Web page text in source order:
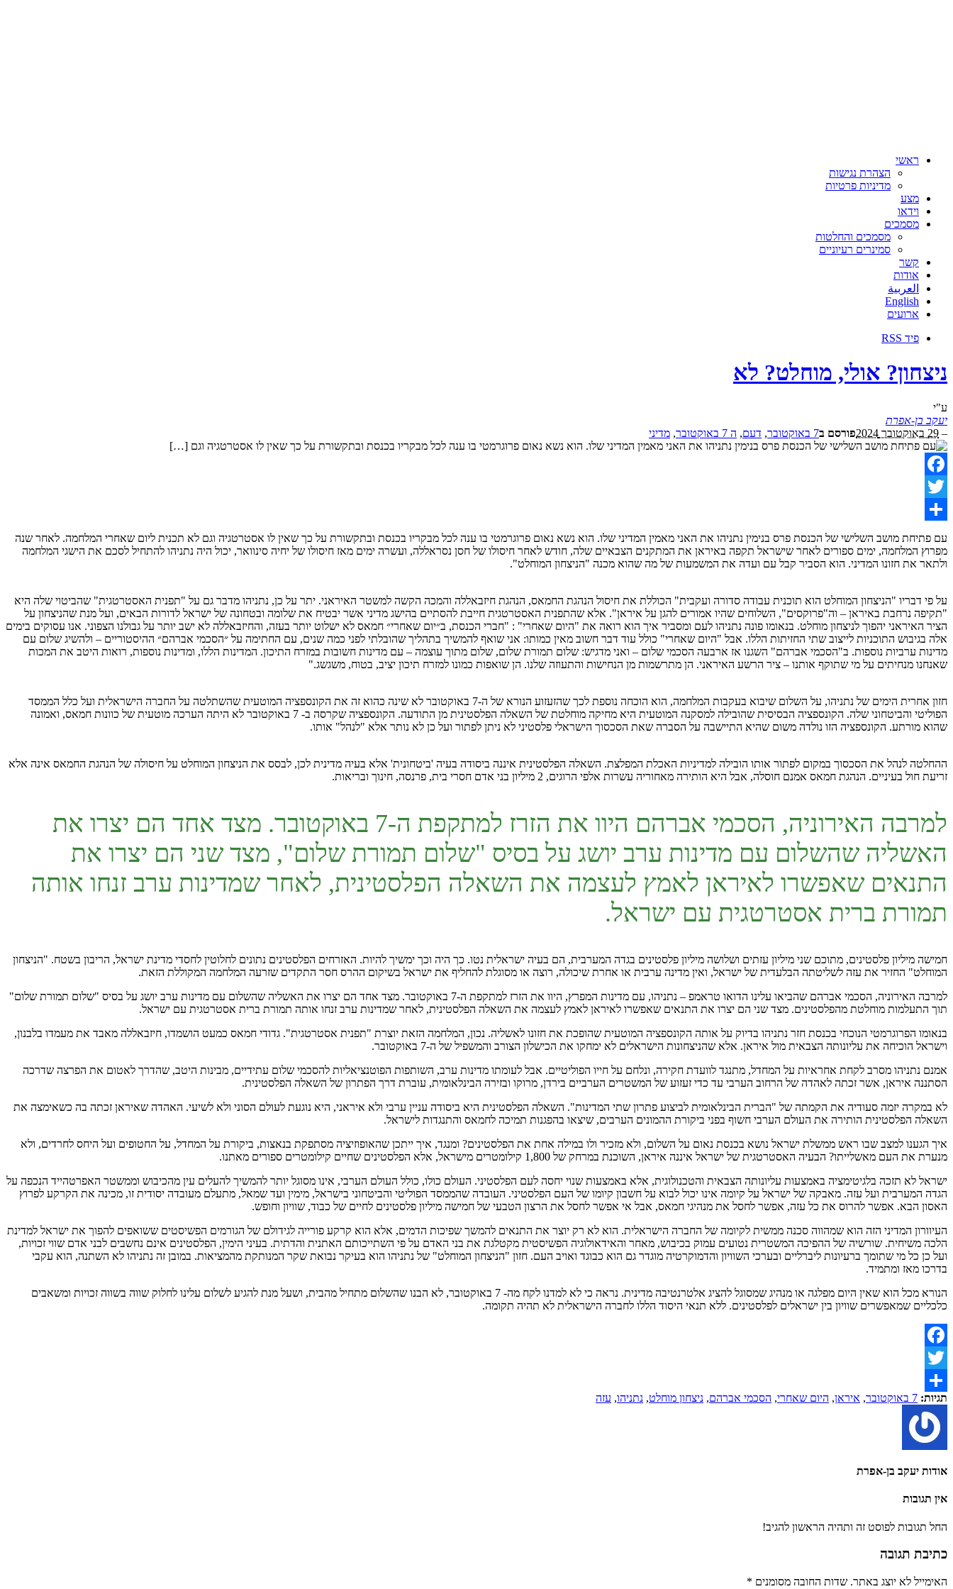
ראשי
הצהרת נגישות
מדיניות פרטיות
מצע
וידאו
מסמכים
מסמכים והחלטות
סמינרים רעיוניים
קשר
אודות
العربية
English
ארועים
פיד RSS
ניצחון? אולי, מוחלט? לא
ע"י
יעקב בן-אפרת
– 29 באוקטובר 2024 פורסם ב7 באוקטובר , דעם, ה 7 באוקטובר , מדיני
Facebook
Twitter
עם פתיחת מושב השלישי של הכנסת פרס בנימין נתניהו את האני מאמין המדיני שלו. הוא נשא נאום פרוגרמטי בו ענה לכל מבקריו בכנסת ובתקשורת על כך שאין לו אסטרטגיה וגם לא תכנית ליום שאחרי המלחמה. לאחר שנה
מפרוץ המלחמה, ימים ספורים לאחר שישראל תקפה באיראן את המתקנים הצבאיים שלה, חודש לאחר חיסולו של חסן נסראללה, ועשרה ימים מאז חיסולו של יחיה סינוואר, יכול היה נתניהו להתחיל לסכם את הישגי המלחמה
ולתאר את חזונו המדיני. הוא הסביר קבל עם ועדה את המשמעות של מה שהוא מכנה "הניצחון המוחלט".
על פי דבריו "הניצחון המוחלט הוא תוכנית עבודה סדורה ועקבית" הכוללת את חיסול הנהגת החמאס, הנהגת חיזבאללה והמכה הקשה למשטר האיראני. יתר על כן, נתניהו מדבר גם על "תפנית האסטרטגית" שהביטוי שלה היא
"תקיפה נרחבת באיראן – וה"פרוקסים", השלוחים שהיו אמורים להגן על איראן". אלא שהתפנית האסטרטגית חייבת להסתיים בהישג מדיני אשר יבטיח את שלומה ובטחונה של ישראל לדורות הבאים, ועל מנת שהניצחון על
הציר האיראני יהפוך לניצחון מוחלט. בנאומו פונה נתניהו לעם ומסביר איך הוא רואה את "היום שאחרי" : "חברי הכנסת, ב״יום שאחרי״ חמאס לא ישלוט יותר בעזה, והחיזבאללה לא ישב יותר על גבולנו הצפוני. אנו עסוקים בימים
אלה בגיבוש התוכניות לייצוב שתי החזיתות הללו. אבל "היום שאחרי" כולל עוד דבר חשוב מאין כמותו: אני שואף להמשיך בתהליך שהובלתי לפני כמה שנים, עם החתימה על ״הסכמי אברהם״ ההיסטוריים – ולהשיג שלום עם
מדינות ערביות נוספות. ב"הסכמי אברהם" השגנו אז ארבעה הסכמי שלום – ואני מדגיש: שלום תמורת שלום, שלום מתוך עוצמה – עם מדינות חשובות במזרח התיכון. המדינות הללו, ומדינות נוספות, רואות היטב את המכות
שאנחנו מנחיתים על מי שתוקף אותנו – ציר הרשע האיראני. הן מתרשמות מן הנחישות והתעוזה שלנו. הן שואפות כמונו למזרח תיכון יציב, בטוח, משגשג."
חזון אחרית הימים של נתניהו, על השלום שיבוא בעקבות המלחמה, הוא הוכחה נוספת לכך שהזעזוע הנורא של ה-7 באוקטובר לא שינה כהוא זה את הקונספציה המוטעית שהשתלטה על החברה הישראלית ועל כלל הממסד
הפוליטי והביטחוני שלה. הקונספציה הבסיסית שהובילה למסקנה המוטעית היא מחיקה מוחלטת של השאלה הפלסטינית מן התודעה. הקונספציה שקרסה ב- 7 באוקטובר לא היתה הערכה מוטעית של כוונות חמאס, ואמונה
שהוא מורתע. הקונספציה הזו נולדה משום שהיא התיישבה על הסברה שאת הסכסוך הישראלי פלסטיני לא ניתן לפתור ועל כן לא נותר אלא "לנהל" אותו.
ההחלטה לנהל את הסכסוך במקום לפתור אותו הובילה למדיניות האכלת המפלצת. השאלה הפלסטינית איננה ביסודה בעיה 'ביטחונית' אלא בעיה מדינית לכן, לבסס את הניצחון המוחלט על חיסולה של הנהגת החמאס אינה אלא
זריעת חול בעיניים. הנהגת חמאס אמנם חוסלה, אבל היא הותירה מאחוריה עשרות אלפי הרוגים, 2 מיליון בני אדם חסרי בית, פרנסה, חינוך ובריאות.
למרבה האירוניה, הסכמי אברהם היוו את הזרז למתקפת ה-7 באוקטובר. מצד אחד הם יצרו את
האשליה שהשלום עם מדינות ערב יושג על בסיס "שלום תמורת שלום", מצד שני הם יצרו את
התנאים שאפשרו לאיראן לאמץ לעצמה את השאלה הפלסטינית, לאחר שמדינות ערב זנחו אותה
תמורת ברית אסטרטגית עם ישראל.
חמישה מיליון פלסטינים, מתוכם שני מיליון עזתים ושלושה מיליון פלסטינים בגדה המערבית, הם בעיה ישראלית נטו. כך היה וכך ימשיך להיות. האזרחים הפלסטינים נתונים לחלוטין לחסדי מדינת ישראל, הריבון בשטח. "הניצחון
המוחלט" החזיר את עזה לשליטתה הבלעדית של ישראל, ואין מדינה ערבית או אחרת שיכולה, רוצה או מסוגלת להחליף את ישראל בשיקום ההרס חסר התקדים שזרעה המלחמה המקוללת הזאת.
למרבה האירוניה, הסכמי אברהם שהביאו עלינו הדואו טראמפ – נתניהו, עם מדינות המפרץ, היוו את הזרז למתקפת ה-7 באוקטובר. מצד אחד הם יצרו את האשליה שהשלום עם מדינות ערב יושג על בסיס "שלום תמורת שלום"
תוך התעלמות מוחלטת מהפלסטינים. מצד שני הם יצרו את התנאים שאפשרו לאיראן לאמץ לעצמה את השאלה הפלסטינית, לאחר שמדינות ערב זנחו אותה תמורת ברית אסטרטגית עם ישראל.
בנאומו הפרוגרמטי הנוכחי בכנסת חזר נתניהו בדיוק על אותה הקונספציה המוטעית שהופכת את חזונו לאשליה. נכון, המלחמה הזאת יוצרת "תפנית אסטרטגית". גדודי חמאס כמעט הושמדו, חיזבאללה מאבד את מעמדו בלבנון,
וישראל הוכיחה את עליונותה הצבאית מול איראן. אלא שהניצחונות הישראלים לא ימחקו את הכישלון הצורב והמשפיל של ה-7 באוקטובר.
אמנם נתניהו מסרב לקחת אחראיות על המחדל, מתנגד לוועדת חקירה, ונלחם על חייו הפוליטיים. אבל לעומתו מדינות ערב, השותפות הפוטנציאליות להסכמי שלום עתידיים, מבינות היטב, שהדרך לאטום את הפרצה שדרכה
הסתננה איראן, אשר זכתה לאהדה של הרחוב הערבי עד כדי זעזוע של המשטרים הערביים בירדן, מרוקו ובזירה הבינלאומית, עוברת דרך הפתרון של השאלה הפלסטינית.
לא במקרה יזמה סעודיה את הקמתה של "הברית הבינלאומית לביצוע פתרון שתי המדינות". השאלה הפלסטינית היא ביסודה עניין ערבי ולא איראני, היא נוגעת לעולם הסוני ולא לשיעי. האהדה שאיראן זכתה בה כשאימצה את
השאלה הפלסטינית הותירה את העולם הערבי חשוף בפני ביקורת ההמונים הערבים, שיצאו בהפגנות תמיכה לחמאס והתנגדות לישראל.
איך הגענו למצב שבו ראש ממשלת ישראל נושא בכנסת נאום על השלום, ולא מזכיר ולו במילה אחת את הפלסטינים? ומנגד, איך ייתכן שהאופוזיציה מסתפקת בנאצות, ביקורת על המחדל, על החטופים ועל היחס לחרדים, ולא
מנערת את העם מאשלייתו? הבעיה האסטרטגית של ישראל איננה איראן, השוכנת במרחק של 1,800 קילומטרים מישראל, אלא הפלסטינים שחיים קילומטרים ספורים מאתנו.
ישראל לא תזכה בלגיטימציה באמצעות עליונותה הצבאית והטכנולוגית, אלא באמצעות שנוי יחסה לעם הפלסטיני. העולם כולו, כולל העולם הערבי, אינו מסוגל יותר להמשיך להעלים עין מהכיבוש וממשטר האפרטהייד הנכפה על
הגדה המערבית ועל עזה. מאבקה של ישראל על קיומה אינו יכול לבוא על חשבון קיומו של העם הפלסטיני. העובדה שהממסד הפוליטי והביטחוני בישראל, מימין ועד שמאל, מתעלם מעובדה יסודית זו, מכינה את הקרקע לפרוץ
האסון הבא. אפשר להרוס את כל עזה, אפשר לחסל את מנהיגי חמאס, אבל אי אפשר לחסל את הרצון הטבעי של חמישה מיליון פלסטינים לחיים של כבוד, שוויון וחופש.
העיוורון המדיני הזה הוא שמהווה סכנה ממשית לקיומה של החברה הישראלית. הוא לא רק יוצר את התנאים להמשך שפיכות הדמים, אלא הוא קרקע פורייה לגידולם של הגורמים הפשיסטים ששואפים להפוך את ישראל למדינת
הלכה משיחית. שורשיה של ההפיכה המשטרית נטועים עמוק בכיבוש, מאחר והאידאולוגיה הפשיסטית מקטלגת את בני האדם על פי השתייכותם האתנית והדתית. בעיני הימין, הפלסטינים אינם נחשבים לבני אדם שווי זכויות,
ועל כן כל מי שתומך ברעיונות ליברליים ובערכי השוויון והדמוקרטיה מוגדר גם הוא כבוגד ואויב העם. חזון "הניצחון המוחלט" של נתניהו הוא בעיקר נבואת שקר המנותקת מהמציאות. במובן זה נתניהו לא השתנה, הוא עקבי
בדרכו מאז ומתמיד.
הנורא מכל הוא שאין היום מפלגה או מנהיג שמסוגל להציג אלטרנטיבה מדינית. נראה כי לא למדנו לקח מה- 7 באוקטובר, לא הבנו שהשלום מתחיל מהבית, ושעל מנת להגיע לשלום עלינו לחלוק שווה בשווה זכויות ומשאבים
כלכליים שמאפשרים שוויון בין ישראלים לפלסטינים. ללא תנאי היסוד הללו לחברה הישראלית לא תהיה תקומה.
Facebook
Twitter
Share
תגיות: 7 באוקטובר , איראן, היום שאחרי, הסכמי אברהם, ניצחון מוחלט, נתניהו, עזה
אודות יעקב בן-אפרת
אין תגובות
החל תגובות לפוסט זה ותהיה הראשון להגיב!
כתיבת תגובה
האימייל לא יוצג באתר. שדות החובה מסומנים *